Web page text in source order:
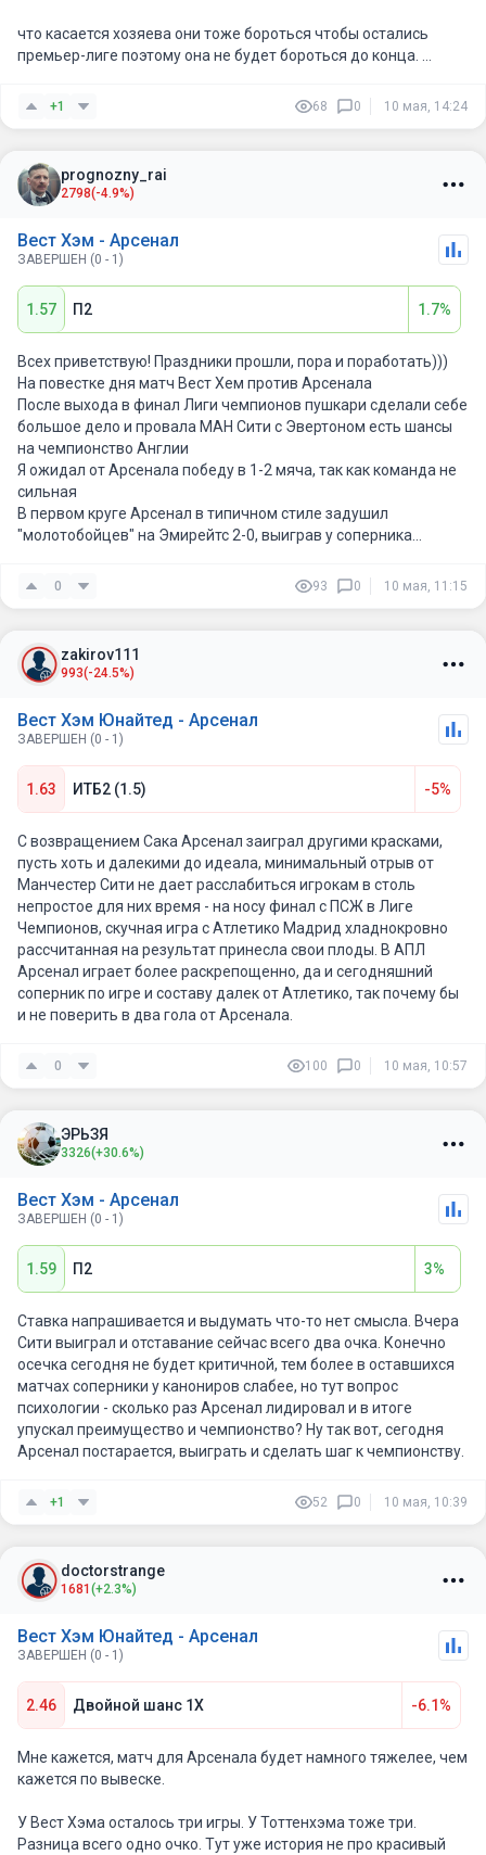
что касается хозяева они тоже бороться чтобы остались
премьер-лиге поэтому она не будет бороться до конца.
сложно будет но победит
+1 68 0 10 мая, 14:24
prognozny_rai
2798(-4.9%)
Вест Хэм - Арсенал
ЗАВЕРШЕН (0 - 1)
1.57 П2 1.7%
Всех приветствую! Праздники прошли, пора и поработать)))
На повестке дня матч Вест Хем против Арсенала
После выхода в финал Лиги чемпионов пушкари сделали себе
большое дело и провала МАН Сити с Эвертоном есть шансы
на чемпионство Англии
Я ожидал от Арсенала победу в 1-2 мяча, так как команда не
сильная
В первом круге Арсенал в типичном стиле задушил
"молотобойцев" на Эмирейтс 2-0, выиграв у соперника
успех лидера чемпионата откроет напрямую путь к
чемпионству, так что мотивация Сака, Эдегора, Мартинелии,
аутсайдером первенства.
0 93 0 10 мая, 11:15
zakirov111
993(-24.5%)
Вест Хэм Юнайтед - Арсенал
ЗАВЕРШЕН (0 - 1)
1.63 ИТБ2 (1.5) -5%
С возвращением Сака Арсенал заиграл другими красками,
пусть хоть и далекими до идеала, минимальный отрыв от
Манчестер Сити не дает расслабиться игрокам в столь
непростое для них время - на носу финал с ПСЖ в Лиге
Чемпионов, скучная игра с Атлетико Мадрид хладнокровно
рассчитанная на результат принесла свои плоды. В АПЛ
Арсенал играет более раскрепощенно, да и сегодняшний
соперник по игре и составу далек от Атлетико, так почему бы
и не поверить в два гола от Арсенала.
0 100 0 10 мая, 10:57
ЭРЬЗЯ
3326(+30.6%)
Вест Хэм - Арсенал
ЗАВЕРШЕН (0 - 1)
1.59 П2 3%
Ставка напрашивается и выдумать что-то нет смысла. Вчера
Сити выиграл и отставание сейчас всего два очка. Конечно
осечка сегодня не будет критичной, тем более в оставшихся
матчах соперники у канониров слабее, но тут вопрос
психологии - сколько раз Арсенал лидировал и в итоге
упускал преимущество и чемпионство? Ну так вот, сегодня
Арсенал постарается, выиграть и сделать шаг к чемпионству.
+1 52 0 10 мая, 10:39
doctorstrange
1681 (+2.3%)
Вест Хэм Юнайтед - Арсенал
ЗАВЕРШЕН (0 - 1)
2.46 Двойной шанс 1X -6.1%
Мне кажется, матч для Арсенала будет намного тяжелее, чем
кажется по вывеске.
У Вест Хэма осталось три игры. У Тоттенхэма тоже три.
Разница всего одно очко. Тут уже история не про красивый